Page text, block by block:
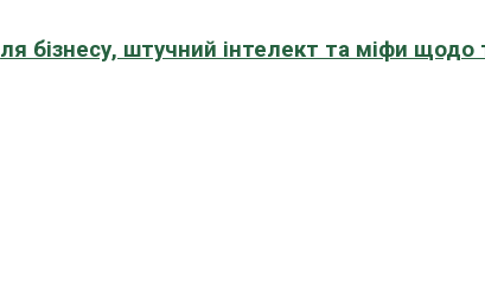
бізнесу, штучний інтелект та міфи щодо